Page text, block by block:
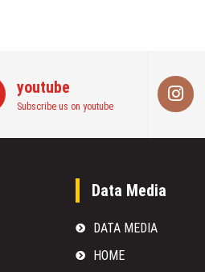
youtube
Subscribe us on youtube
Data Media
DATA MEDIA
HOME